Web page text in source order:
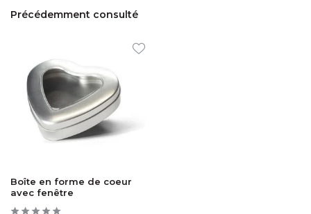
Précédemment consulté
Boîte en forme de coeur
avec fenêtre